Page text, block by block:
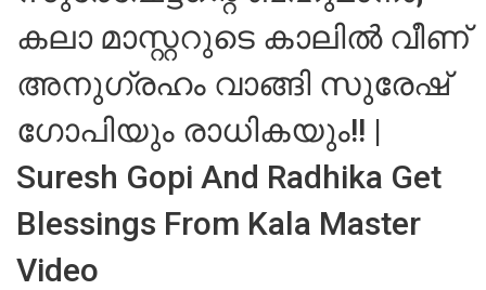
കലാ മാസ്റ്ററുടെ കാലിൽ വീണ്
അനുഗ്രഹം വാങ്ങി സുരേഷ്
ഗോപിയും രാധികയും!! |
Suresh Gopi And Radhika Get
Blessings From Kala Master
Video